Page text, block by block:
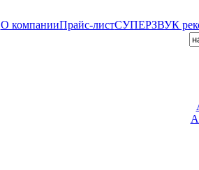
О компанииПрайс-листСУПЕРЗВУК